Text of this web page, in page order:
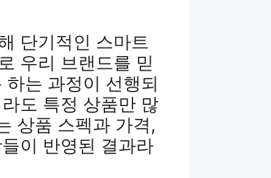
단기적인 스마트
우리 브랜드를 믿
는 과정이 선행되
도 특정 상품만 많
상품 스펙과 가격,
이 반영된 결과라